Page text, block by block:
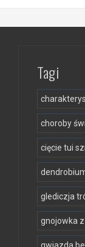
Tagi
choroby
cięcie tui
glediczja
gnojowka